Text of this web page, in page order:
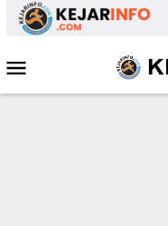
Loncat
Mobile